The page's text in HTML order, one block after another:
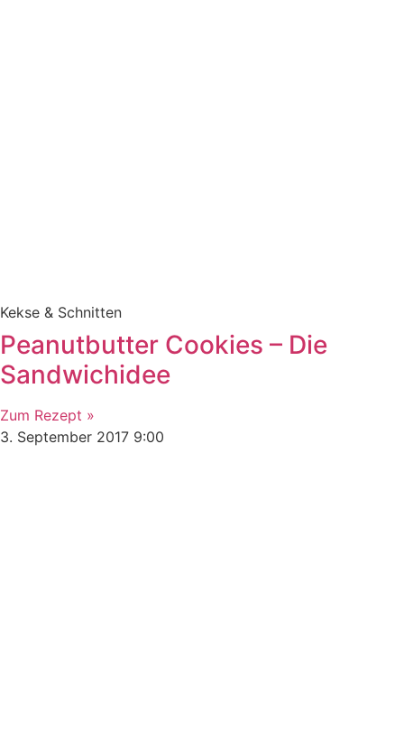
Kekse & Schnitten
Peanutbutter Cookies – Die
Sandwichidee
Zum Rezept »
3. September 2017 9:00